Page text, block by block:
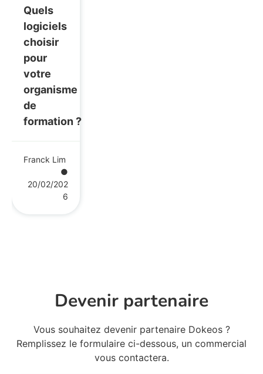
Quels
logiciels
choisir
pour
votre
organisme
de
formation ?
Franck Lim
●
20/02/202
6
Devenir partenaire
Vous souhaitez devenir partenaire Dokeos ?
Remplissez le formulaire ci-dessous, un commercial
vous contactera.